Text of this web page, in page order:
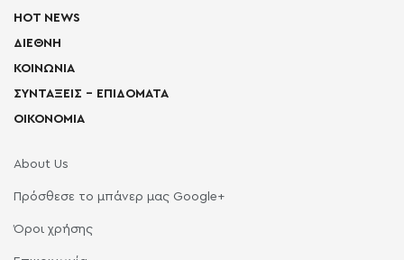
HOT NEWS
ΔΙΕΘΝΗ
ΚΟΙΝΩΝΙΑ
ΣΥΝΤΑΞΕΙΣ – ΕΠΙΔΟΜΑΤΑ
ΟΙΚΟΝΟΜΙΑ
About Us
Πρόσθεσε το μπάνερ μας Google+
Όροι χρήσης